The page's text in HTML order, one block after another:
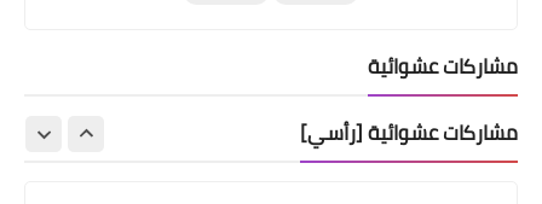
مشاركات عشوائية
مشاركات عشوائية [رأسي]